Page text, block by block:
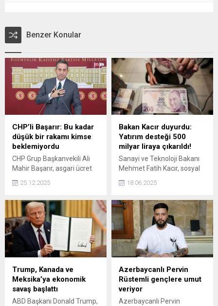
Benzer Konular
CHP’li Başarır: Bu kadar
düşük bir rakamı kimse
beklemiyordu
CHP Grup Başkanvekili Ali
Mahir Başarır, asgari ücret
bir rakam açıklandı. İşçiler ve
verilmeyeceğini tahmin
edebiliyordu; ama bu kadar
düşük, toplumun
gerçeklerinden kopuk bir
rakamın açıklanacağını hiç
kimse beklemiyordu dedi.
25.12.2025
Bakan Kacır duyurdu:
Yatırım desteği 500
milyar liraya çıkarıldı!
Sanayi ve Teknoloji Bakanı
Mehmet Fatih Kacır, sosyal
Cumhurbaşkanı Recep
verdiği "müjde"ye ilişkin
değerlendirmede bulundu.
18.06.2025
Trump, Kanada ve
Meksika’ya ekonomik
savaş başlattı
ABD Başkanı Donald Trump,
Azerbaycanlı Pervin
Rüstemli gençlere umut
veriyor
Azerbaycanlı Pervin